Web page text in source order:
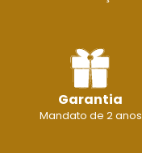
Garantia
Mandato de 2 anos